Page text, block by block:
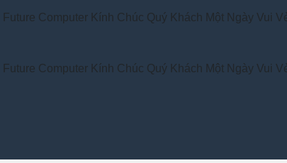
Computer Kính Chúc Quý Khách Một Ngày Vui Vẻ
Computer Kính Chúc Quý Khách Một Ngày Vui Vẻ